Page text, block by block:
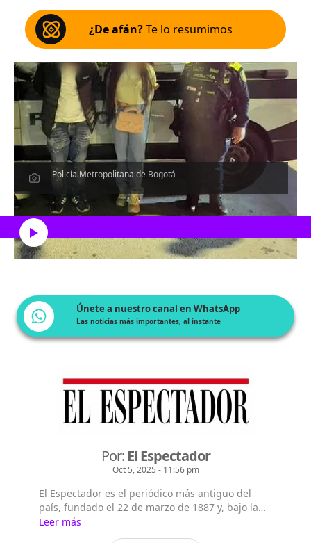
¿De afán?Te lo resumimos
Policía Metropolitana de Bogotá
Escucha el artículo
Únete a nuestro canal en WhatsApp
Las noticias más importantes, al instante
Por:El Espectador
Oct 5, 2025 - 11:56 pm
El Espectador es el periódico más antiguo del
país, fundado el 22 de marzo de 1887 y, bajo la
dirección de Fidel Cano, es considerado uno de
los periódicos más serios y profesionales por su
Leer más